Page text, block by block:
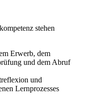
stehen
Erwerb, dem
und dem Abruf
und
Lernprozesses